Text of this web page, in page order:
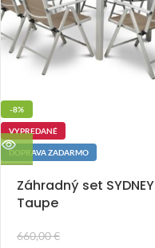
-8%
VYPREDANÉ
DOPRAVA ZADARMO
Záhradný set SYDNEY
Taupe
660,00€